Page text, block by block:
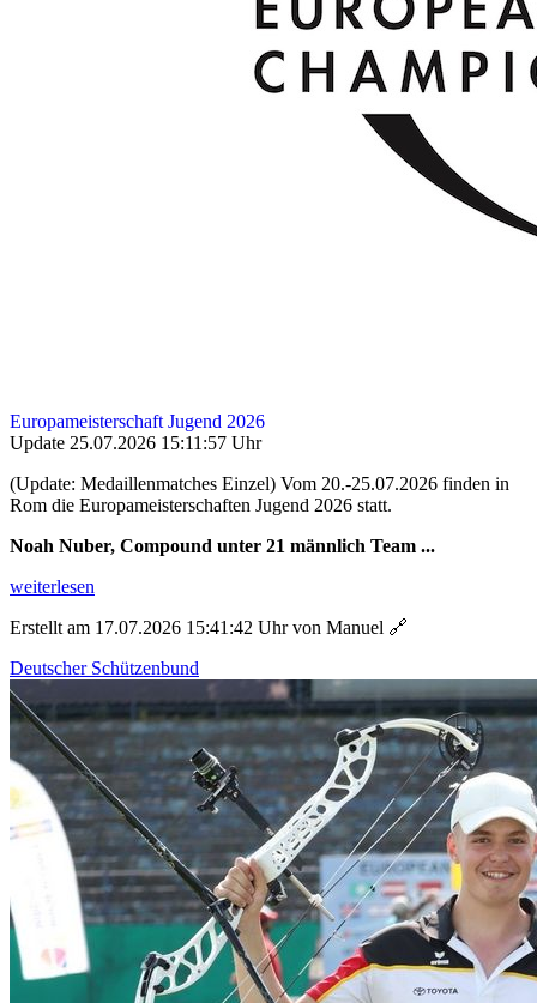
Europameisterschaft Jugend 2026
Update 25.07.2026 15:11:57 Uhr
(Update: Medaillenmatches Einzel) Vom 20.-25.07.2026 finden in
Rom die Europameisterschaften Jugend 2026 statt.
Noah Nuber, Compound unter 21 männlich Team ...
weiterlesen
Erstellt am 17.07.2026 15:41:42 Uhr von Manuel 🔗
Deutscher Schützenbund